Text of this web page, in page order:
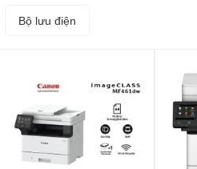
Bộ lưu điện